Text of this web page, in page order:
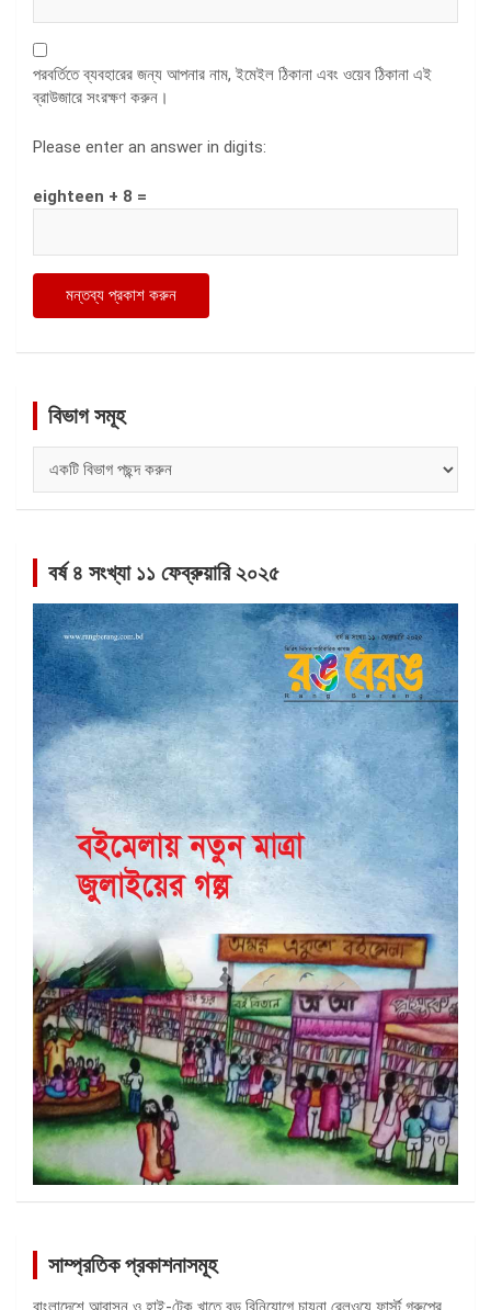
পরবর্তিতে ব্যবহারের জন্য আপনার নাম, ইমেইল ঠিকানা এবং ওয়েব ঠিকানা এই
ব্রাউজারে সংরক্ষণ করুন।
Please enter an answer in digits:
eighteen + 8 =
বিভাগ সমূহ
সমূহ
বর্ষ ৪ সংখ্যা ১১ ফেব্রুয়ারি ২০২৫
সাম্প্রতিক প্রকাশনাসমূহ